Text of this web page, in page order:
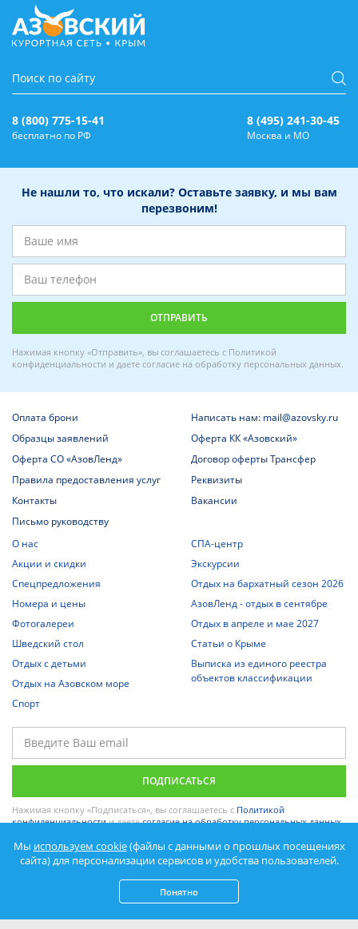
8 (800) 775-15-41
бесплатно по РФ
8 (495) 241-30-45
Москва и МО
Не нашли то, что искали? Оставьте заявку, и мы вам
перезвоним!
Нажимая кнопку «Отправить», вы соглашаетесь с Политикой
конфиденциальности и даете согласие на обработку персональных данных.
Оплата брони
Написать нам: mail@azovsky.ru
Образцы заявлений
Оферта КК «Азовский»
Оферта СО «АзовЛенд»
Договор оферты Трансфер
Правила предоставления услуг
Реквизиты
Контакты
Вакансии
Письмо руководству
О нас
Акции и скидки
Спецпредложения
Номера и цены
Фотогалереи
Шведский стол
Отдых с детьми
Отдых на Азовском море
Спорт
СПА-центр
Экскурсии
Отдых на бархатный сезон 2026
АзовЛенд - отдых в сентябре
Отдых в апреле и мае 2027
Статьи о Крыме
Выписка из единого реестра
объектов классификации
Нажимая кнопку «Подписаться», вы соглашаетесь с Политикой
конфиденциальностии даетесогласие на обработку персональных данных.
Мы используем cookie(файлы с данными о прошлых посещениях
сайта) для персонализации сервисов и удобства пользователей.
Понятно